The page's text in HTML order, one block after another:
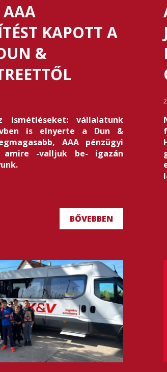
AAA
KAPOTT A
&
ismétléseket: vállalatunk
is elnyerte a Dun &
AAA pénzügyi
amire -valljuk be- igazán
BŐVEBBEN